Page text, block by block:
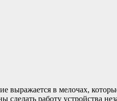
выражается в мелочах,
работу устройства